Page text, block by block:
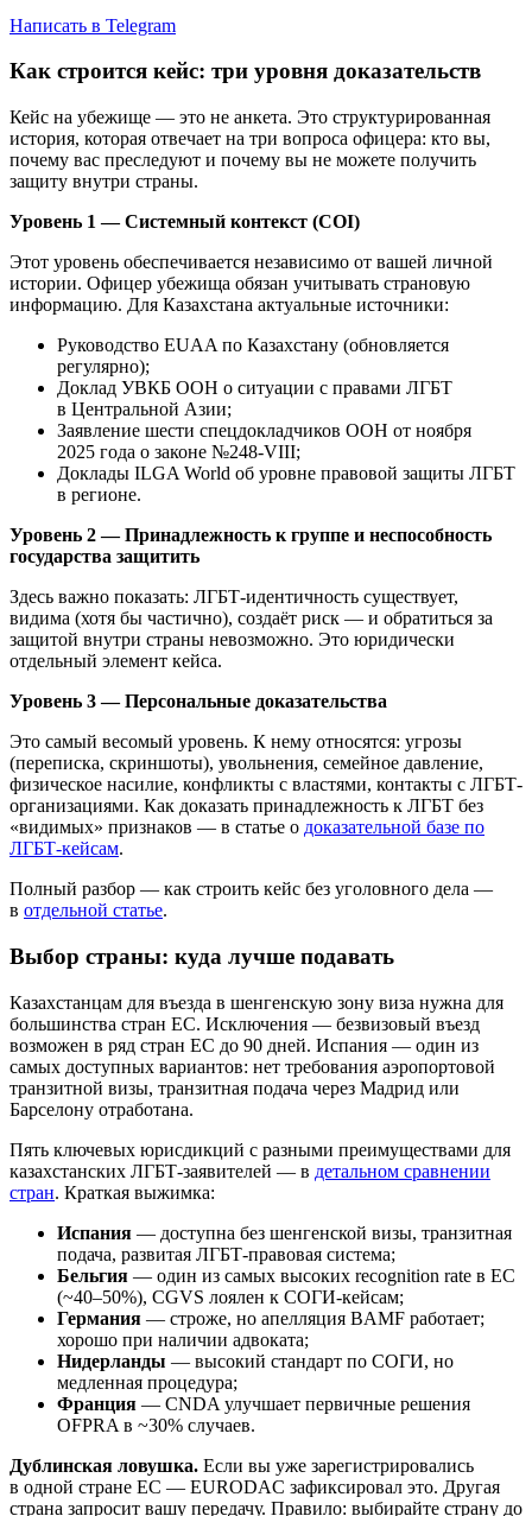
Написать в Telegram
Как строится кейс: три уровня доказательств
Кейс на убежище — это не анкета. Это структурированная
история, которая отвечает на три вопроса офицера: кто вы,
почему вас преследуют и почему вы не можете получить
защиту внутри страны.
Уровень 1 — Системный контекст (COI)
Этот уровень обеспечивается независимо от вашей личной
истории. Офицер убежища обязан учитывать страновую
информацию. Для Казахстана актуальные источники:
Руководство EUAA по Казахстану (обновляется
регулярно);
Доклад УВКБ ООН о ситуации с правами ЛГБТ
в Центральной Азии;
Заявление шести спецдокладчиков ООН от ноября
2025 года о законе №248-VIII;
Доклады ILGA World об уровне правовой защиты ЛГБТ
в регионе.
Уровень 2 — Принадлежность к группе и неспособность
государства защитить
Здесь важно показать: ЛГБТ-идентичность существует,
видима (хотя бы частично), создаёт риск — и обратиться за
защитой внутри страны невозможно. Это юридически
отдельный элемент кейса.
Уровень 3 — Персональные доказательства
Это самый весомый уровень. К нему относятся: угрозы
(переписка, скриншоты), увольнения, семейное давление,
физическое насилие, конфликты с властями, контакты с ЛГБТ-
организациями. Как доказать принадлежность к ЛГБТ без
«видимых» признаков — в статье о доказательной базе по
ЛГБТ-кейсам.
Полный разбор — как строить кейс без уголовного дела —
в отдельной статье.
Выбор страны: куда лучше подавать
Казахстанцам для въезда в шенгенскую зону виза нужна для
большинства стран ЕС. Исключения — безвизовый въезд
возможен в ряд стран ЕС до 90 дней. Испания — один из
самых доступных вариантов: нет требования аэропортовой
транзитной визы, транзитная подача через Мадрид или
Барселону отработана.
Пять ключевых юрисдикций с разными преимуществами для
казахстанских ЛГБТ-заявителей — в детальном сравнении
стран. Краткая выжимка:
Испания — доступна без шенгенской визы, транзитная
подача, развитая ЛГБТ-правовая система;
Бельгия — один из самых высоких recognition rate в ЕС
(~40–50%), CGVS лоялен к СОГИ-кейсам;
Германия — строже, но апелляция BAMF работает;
хорошо при наличии адвоката;
Нидерланды — высокий стандарт по СОГИ, но
медленная процедура;
Франция — CNDA улучшает первичные решения
OFPRA в ~30% случаев.
Дублинская ловушка. Если вы уже зарегистрировались
в одной стране ЕС — EURODAC зафиксировал это. Другая
страна запросит вашу передачу. Правило: выбирайте страну до